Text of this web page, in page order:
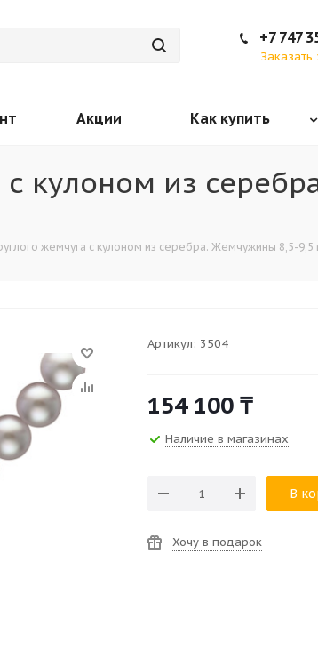
+7 747
Заказать
Акции Как купить
кулоном из
жемчуга с кулоном из серебра. Жемчужины 8,5-9,5
Артикул: 3504
154 100 ₸
Наличие в магазинах
В
Хочу в подарок